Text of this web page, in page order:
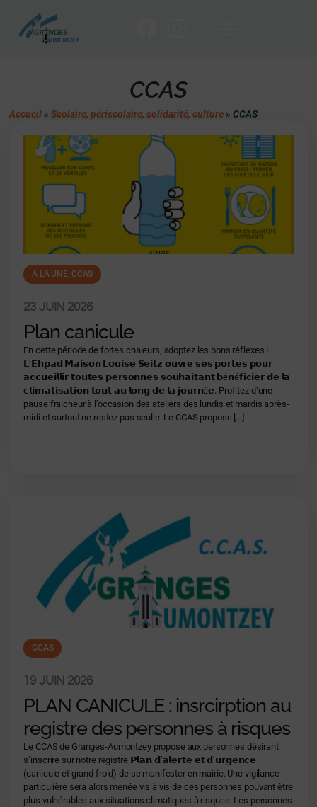
CCAS
Accueil»Scolaire, périscolaire, solidarité, culture» CCAS
A LA UNE, CCAS
23 JUIN 2026
Plan canicule
En cette période de fortes chaleurs, adoptez les bons réflexes !
𝗟’𝗘𝗵𝗽𝗮𝗱 𝗠𝗮𝗶𝘀𝗼𝗻 𝗟𝗼𝘂𝗶𝘀𝗲 𝗦𝗲𝗶𝘁𝘇 𝗼𝘂𝘃𝗿𝗲 𝘀𝗲𝘀 𝗽𝗼𝗿𝘁𝗲𝘀 𝗽𝗼𝘂𝗿
𝗮𝗰𝗰𝘂𝗲𝗶𝗹𝗹𝗶𝗿 𝘁𝗼𝘂𝘁𝗲𝘀 𝗽𝗲𝗿𝘀𝗼𝗻𝗻𝗲𝘀 𝘀𝗼𝘂𝗵𝗮𝗶𝘁𝗮𝗻𝘁 𝗯é𝗻é𝗳𝗶𝗰𝗶𝗲𝗿 𝗱𝗲 𝗹𝗮
𝗰𝗹𝗶𝗺𝗮𝘁𝗶𝘀𝗮𝘁𝗶𝗼𝗻 𝘁𝗼𝘂𝘁 𝗮𝘂 𝗹𝗼𝗻𝗴 𝗱𝗲 𝗹𝗮 𝗷𝗼𝘂𝗿𝗻é𝗲. Profitez d’une
pause fraicheur à l’occasion des ateliers des lundis et mardis après-
midi et surtout ne restez pas seul·e. Le CCAS propose […]
CCAS
19 JUIN 2026
PLAN CANICULE : insrcirption au
registre des personnes à risques
Le CCAS de Granges-Aumontzey propose aux personnes désirant
s’inscrire sur notre registre 𝗣𝗹𝗮𝗻 𝗱’𝗮𝗹𝗲𝗿𝘁𝗲 𝗲𝘁 𝗱’𝘂𝗿𝗴𝗲𝗻𝗰𝗲
(canicule et grand froid) de se manifester en mairie. Une vigilance
particulière sera alors menée vis à vis de ces personnes pouvant être
plus vulnérables aux situations climatiques à risques. Les personnes